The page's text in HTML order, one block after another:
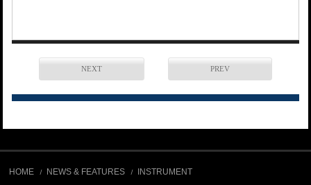
NEXT PREV
HOME NEWS & FEATURES INSTRUMENT